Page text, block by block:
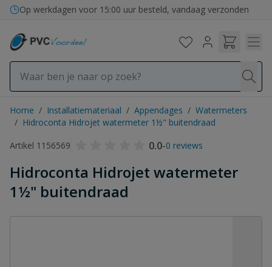
Ga naar de inhoud
Op werkdagen voor 15:00 uur besteld, vandaag verzonden
Home / Installatiemateriaal / Appendages / Watermeters
/ Hidroconta Hidrojet watermeter 1½" buitendraad
Artikel 1156569
0.0-0 reviews
Hidroconta Hidrojet watermeter
1½" buitendraad